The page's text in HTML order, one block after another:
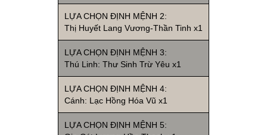
LỰA CHỌN ĐỊNH MỆNH 2:
Thị Huyết Lang Vương-Thần Tinh x1
LỰA CHỌN ĐỊNH MỆNH 3:
Thú Linh: Thư Sinh Trừ Yêu x1
LỰA CHỌN ĐỊNH MỆNH 4:
Cánh: Lạc Hồng Hóa Vũ x1
LỰA CHỌN ĐỊNH MỆNH 5: